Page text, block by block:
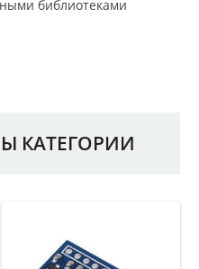
библиотеками
КАТЕГОРИИ